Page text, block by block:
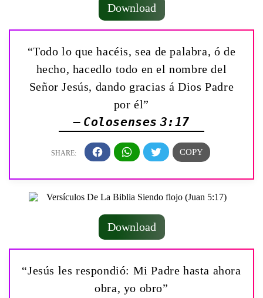
Download
“Todo lo que hacéis, sea de palabra, ó de
hecho, hacedlo todo en el nombre del
Señor Jesús, dando gracias á Dios Padre
por él”
— Colosenses 3:17
Download
“Jesús les respondió: Mi Padre hasta ahora
obra, yo obro”